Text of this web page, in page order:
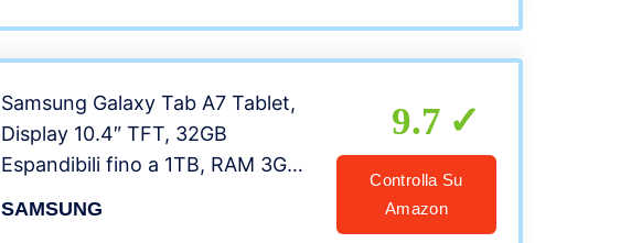
Samsung Galaxy Tab A7 Tablet,
Display 10.4″ TFT, 32GB
Espandibili fino a 1TB, RAM 3GB,
SAMSUNG
9.7
Controlla Su
Amazon